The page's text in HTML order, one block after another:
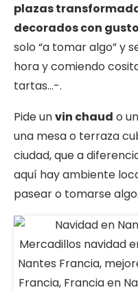
plazas
decorados con gusto
solo “a tomar algo” y
hora y comiendo
tartas…-.
Pide unvin chaud o un
una mesa o terraza
ciudad, que a
aquí hay ambiente
pasear o tomarse algo.